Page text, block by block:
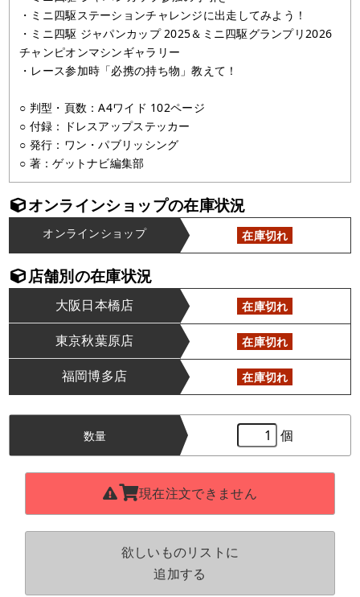
・ミニ四駆ステーションチャレンジに出走してみよう！
・ミニ四駆 ジャパンカップ 2025＆ミニ四駆グランプリ2026
チャンピオンマシンギャラリー
・レース参加時「必携の持ち物」教えて！
○ 判型・頁数：A4ワイド 102ページ
○ 付録：ドレスアップステッカー
○ 発行：ワン・パブリッシング
○ 著：ゲットナビ編集部
オンラインショップの在庫状況
オンラインショップ 在庫切れ
店舗別の在庫状況
大阪日本橋店 在庫切れ
東京秋葉原店 在庫切れ
福岡博多店 在庫切れ
数量 個
現在注文できません
欲しいものリストに
追加する